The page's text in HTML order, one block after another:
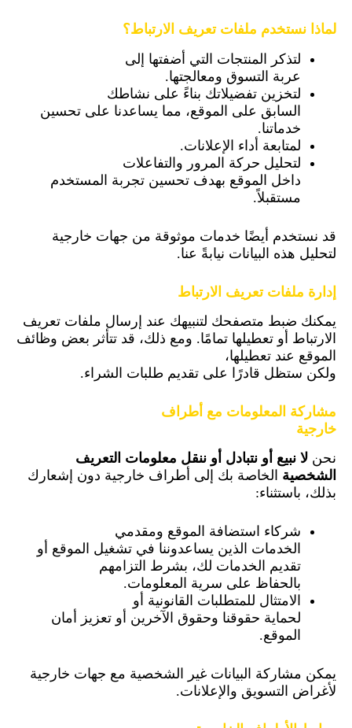
لماذا نستخدم ملفات تعريف الارتباط؟
لتذكر المنتجات التي أضفتها إلى
عربة التسوق ومعالجتها.
لتخزين تفضيلاتك بناءً على نشاطك
السابق على الموقع، مما يساعدنا على تحسين
خدماتنا.
لمتابعة أداء الإعلانات.
لتحليل حركة المرور والتفاعلات
داخل الموقع بهدف تحسين تجربة المستخدم
مستقبلاً.
قد نستخدم أيضًا خدمات موثوقة من جهات خارجية
لتحليل هذه البيانات نيابةً عنا.
إدارة ملفات تعريف الارتباط
يمكنك ضبط متصفحك لتنبيهك عند إرسال ملفات تعريف
الارتباط أو تعطيلها تمامًا. ومع ذلك، قد تتأثر بعض وظائف
الموقع عند تعطيلها،
ولكن ستظل قادرًا على تقديم طلبات الشراء.
مشاركة المعلومات مع أطراف
خارجية
نحن لا نبيع أو نتبادل أو ننقل معلومات التعريف
الشخصية الخاصة بك إلى أطراف خارجية دون إشعارك
بذلك، باستثناء:
شركاء استضافة الموقع ومقدمي
الخدمات الذين يساعدوننا في تشغيل الموقع أو
تقديم الخدمات لك، بشرط التزامهم
بالحفاظ على سرية المعلومات.
الامتثال للمتطلبات القانونية أو
لحماية حقوقنا وحقوق الآخرين أو تعزيز أمان
الموقع.
يمكن مشاركة البيانات غير الشخصية مع جهات خارجية
لأغراض التسويق والإعلانات.